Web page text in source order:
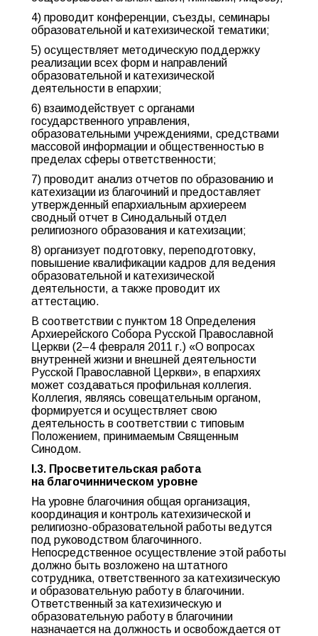
4) проводит конференции, съезды, семинары
образовательной и катехизической тематики;
5) осуществляет методическую поддержку
реализации всех форм и направлений
образовательной и катехизической
деятельности в епархии;
6) взаимодействует с органами
государственного управления,
образовательными учреждениями, средствами
массовой информации и общественностью в
пределах сферы ответственности;
7) проводит анализ отчетов по образованию и
катехизации из благочиний и предоставляет
утвержденный епархиальным архиереем
сводный отчет в Синодальный отдел
религиозного образования и катехизации;
8) организует подготовку, переподготовку,
повышение квалификации кадров для ведения
образовательной и катехизической
деятельности, а также проводит их
аттестацию.
В соответствии с пунктом 18 Определения
Архиерейского Собора Русской Православной
Церкви (2–4 февраля 2011 г.) «О вопросах
внутренней жизни и внешней деятельности
Русской Православной Церкви», в епархиях
может создаваться профильная коллегия.
Коллегия, являясь совещательным органом,
формируется и осуществляет свою
деятельность в соответствии с типовым
Положением, принимаемым Священным
Синодом.
I.3. Просветительская работа
на благочинническом уровне
На уровне благочиния общая организация,
координация и контроль катехизической и
религиозно-образовательной работы ведутся
под руководством благочинного.
Непосредственное осуществление этой работы
должно быть возложено на штатного
сотрудника, ответственного за катехизическую
и образовательную работу в благочинии.
Ответственный за катехизическую и
образовательную работу в благочинии
назначается на должность и освобождается от